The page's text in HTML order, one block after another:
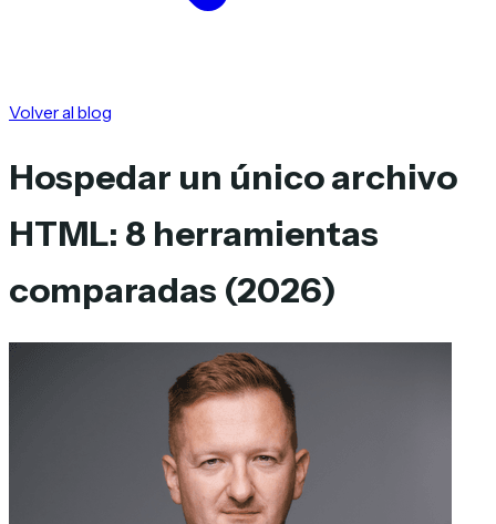
Volver al blog
Hospedar un único archivo
HTML: 8 herramientas
comparadas (2026)